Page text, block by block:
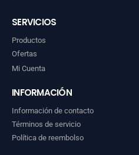
SERVICIOS
Productos
Ofertas
Mi Cuenta
INFORMACIÓN
Información de contacto
Términos de servicio
Política de reembolso